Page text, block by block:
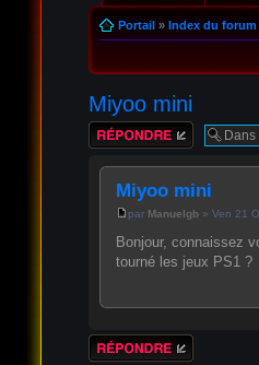
Portail» Index du forum
Miyoo mini
Répondre
Miyoo mini
par Manuelgb» Ven 21
Bonjour, connaissez
tourné les jeux PS1 ?
Répondre